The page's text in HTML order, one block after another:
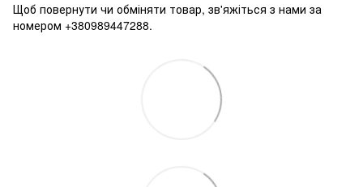
Щоб повернути чи обміняти товар, зв'яжіться з нами за
номером +380989447288.